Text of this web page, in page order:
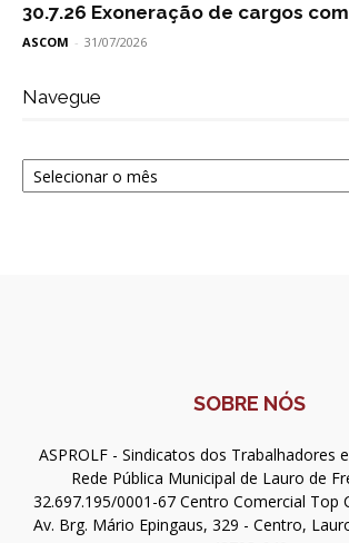
30.7.26 Exoneração de cargos
ASCOM - 31/07/2026
Navegue
Navegue
SOBRE NÓS
ASPROLF - Sindicatos dos Trabalhadores
Rede Pública Municipal de Lauro de
32.697.195/0001-67 Centro Comercial Top
Av. Brg. Mário Epingaus, 329 - Centro,